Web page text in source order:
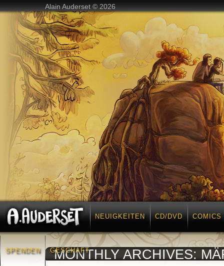
Alain Auderset © 2026
NEUIGKEITEN CD/DVD COMICS
SPENDEN GESCHÄFT
MONTHLY ARCHIVES: